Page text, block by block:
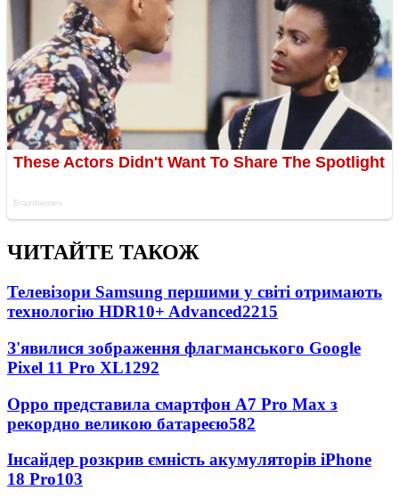
ЧИТАЙТЕ ТАКОЖ
Телевізори Samsung першими у світі отримають
технологію HDR10+ Advanced2215
З'явилися зображення флагманського Google
Pixel 11 Pro XL1292
Oppo представила смартфон A7 Pro Max з
рекордно великою батареєю582
Інсайдер розкрив ємність акумуляторів iPhone
18 Pro103